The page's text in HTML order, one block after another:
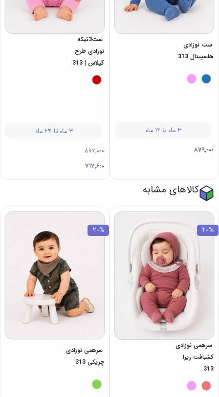
ست نوزادی
هاسپیتال 313
3 ماه تا 12 ماه
879,000
ست3تیکه
نوزادی طرح
گیلاس | 313
3 ماه تا 24 ماه
897,000
717,600
کالاهای مشابه
20%
سرهمی نوزادی
کشبافت ریرا
313
20%
سرهمی نوزادی
چریکی 313